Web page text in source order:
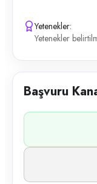
Yetenekler:
Yetenekler
Başvuru